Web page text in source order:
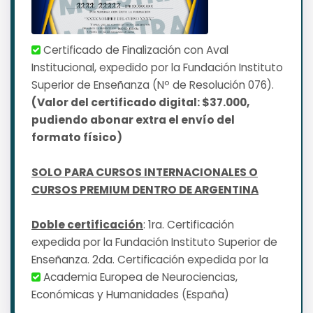
Certificado de Finalización con Aval
Institucional, expedido por la Fundación Instituto
Superior de Enseñanza (Nº de Resolución 076).
(Valor del certificado digital: $37.000,
pudiendo abonar extra el envío del
formato físico)
SOLO PARA CURSOS INTERNACIONALES O
CURSOS PREMIUM DENTRO DE ARGENTINA
Doble certificación: 1ra. Certificación
expedida por la Fundación Instituto Superior de
Enseñanza. 2da. Certificación expedida por la
Academia Europea de Neurociencias,
Económicas y Humanidades (España)